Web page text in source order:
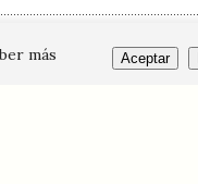
más Aceptar